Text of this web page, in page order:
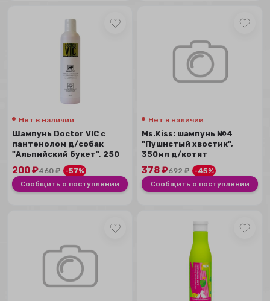
Нет в наличии
Шампунь Doctor VIC с
пантенолом д/собак
"Альпийский букет", 250
200₽460₽
-57%
Сообщить о поступлении
Нет в наличии
Ms.Kiss: шампунь №4
"Пушистый хвостик",
350мл д/котят
378₽692₽
-45%
Сообщить о поступлении